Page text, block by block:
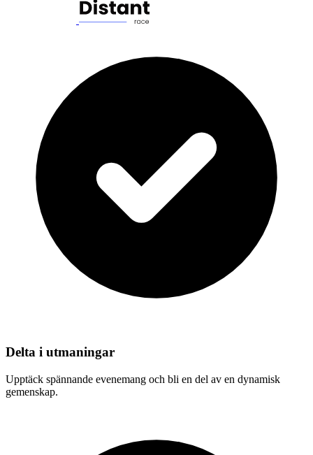
Delta i utmaningar
Upptäck spännande evenemang och bli en del av en dynamisk
gemenskap.